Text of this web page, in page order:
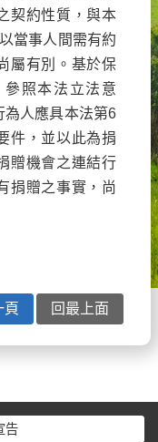
契約性質，與本
當事人間需有約
屬有別。基於保
參照本法立法意
為人應具本法第6
件，並以此為捐
贈機會之連結行
捐贈之事實，尚
頁 回最上面
告